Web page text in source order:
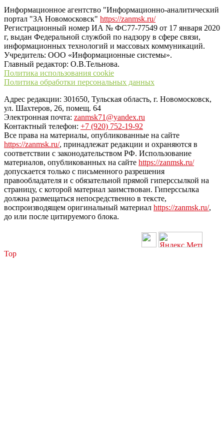
Информационное агентство "Информационно-аналитический
портал "ЗА Новомосковск" https://zanmsk.ru/
Регистрационный номер ИА № ФС77-77549 от 17 января 2020
г, выдан Федеральной службой по надзору в сфере связи,
информационных технологий и массовых коммуникаций.
Учредитель: ООО «Информационные системы».
Главный редактор: О.В.Тельнова.
Политика использования cookie
Политика обработки персональных данных
Адрес редакции: 301650, Тульская область, г. Новомосковск,
ул. Шахтеров, 26, помещ. 64
Электронная почта: zanmsk71@yandex.ru
Контактный телефон: +7 (920) 752-19-92
Все права на материалы, опубликованные на сайте
https://zanmsk.ru/, принадлежат редакции и охраняются в
соответствии с законодательством РФ. Использование
материалов, опубликованных на сайте https://zanmsk.ru/
допускается только с письменного разрешения
правообладателя и с обязательной прямой гиперссылкой на
страницу, с которой материал заимствован. Гиперссылка
должна размещаться непосредственно в тексте,
воспроизводящем оригинальный материал https://zanmsk.ru/,
до или после цитируемого блока.
Top